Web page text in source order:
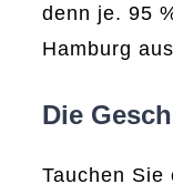
denn je. 95
Hamburg
Die
Tauchen